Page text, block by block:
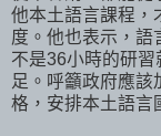
他本土語言課程，
度。他也表示，語
不是36小時的研
足。呼籲政府應該
格，安排本土語言